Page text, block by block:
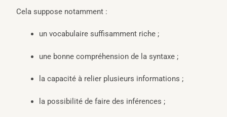
Cela suppose notamment :
un vocabulaire suffisamment riche ;
une bonne compréhension de la syntaxe ;
la capacité à relier plusieurs informations ;
la possibilité de faire des inférences ;